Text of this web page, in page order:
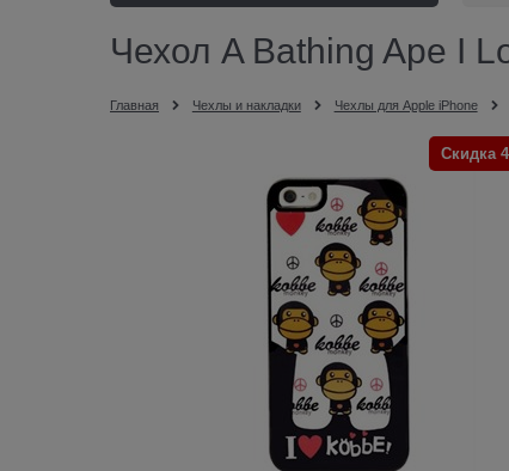
Чехол A Bathing Ape I
Главная Чехлы и накладки Чехлы для Apple iPhone
Скидка